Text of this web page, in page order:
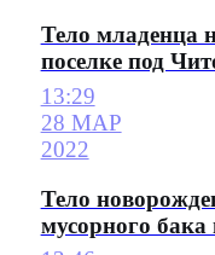
Тело младенца
поселке под
13:29
28 МАР
2022
Тело
мусорного